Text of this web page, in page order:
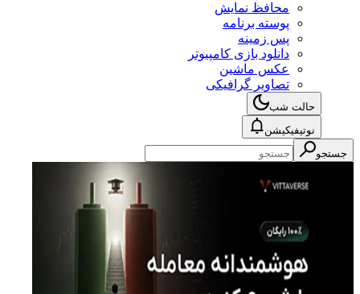
محافظ نمایش
پوسته برنامه
پس زمینه
دانلود بازی کامپیوتر
عکس ماشین
تصاویر گرافیکی
حالت شب
نوتیفیکیشن
جستجو